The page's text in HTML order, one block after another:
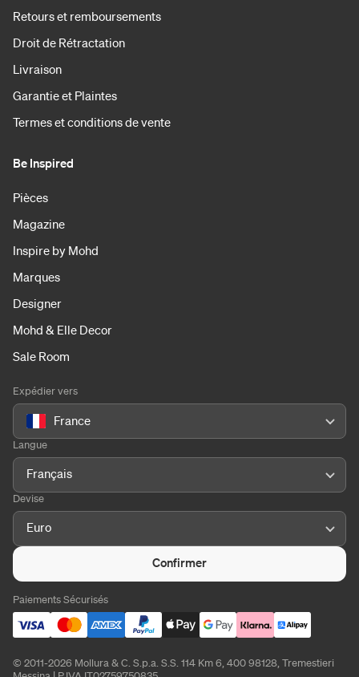
Retours et remboursements
Droit de Rétractation
Livraison
Garantie et Plaintes
Termes et conditions de vente
Be Inspired
Pièces
Magazine
Inspire by Mohd
Marques
Designer
Mohd & Elle Decor
Sale Room
Expédier vers
France
Langue
Français
Devise
Euro
Confirmer
Paiements Sécurisés
© 2011-2026 Mollura & C. S.p.a. S.S. 114 Km 6, 400 98128, Tremestieri